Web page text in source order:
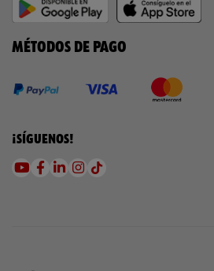
MÉTODOS DE PAGO
¡SÍGUENOS!